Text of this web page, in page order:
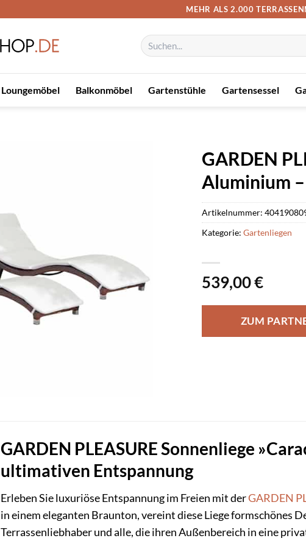
MEHR ALS 2.000
Suchen
nach:
Loungemöbel Balkonmöbel Gartenstühle Gartensessel
GARDEN
Aluminium
539,00€
ZUM
Artikelnummer:
Kategorie: Gartenliegen
GARDEN PLEASURE Sonnenliege
ultimativen Entspannung
Erleben Sie luxuriöse Entspannung im Freien mit derGARDEN
in einem eleganten Braunton, vereint diese Liege formschönes
Terrassenliebhaber und alle, die ihren Außenbereich in eine